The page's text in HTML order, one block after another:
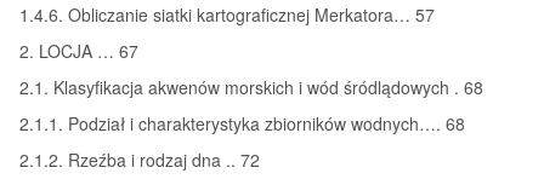
1.4.6. Obliczanie siatki kartograficznej Merkatora… 57
2. LOCJA … 67
2.1. Klasyfikacja akwenów morskich i wód śródlądowych . 68
2.1.1. Podział i charakterystyka zbiorników wodnych…. 68
2.1.2. Rzeźba i rodzaj dna .. 72